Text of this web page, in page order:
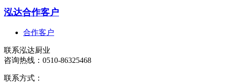
泓达合作客户
合作客户
联系泓达厨业
咨询热线： 0510-86325468
联系方式：